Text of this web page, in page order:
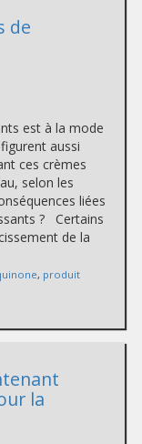
de
est à la mode
aussi
ces crèmes
selon les
liées
? Certains
de la
, produit
la